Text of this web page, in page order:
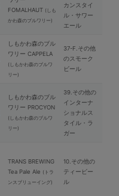
FOMALHAUT (しも
かわ森のブルワリー)
カンスタイ
ル・サワー
エール
しもかわ森のブル
ワリー CAPPELA
(しもかわ森のブルワ
リー)
37-F.その他
のスモーク
ビール
しもかわ森のブル
ワリー PROCYON
(しもかわ森のブルワ
リー)
39.その他の
インターナ
ショナルス
タイル・ラ
ガー
TRANS BREWING
Tea Pale Ale (トラ
ンスブリューイング)
10.その他の
ティービー
ル